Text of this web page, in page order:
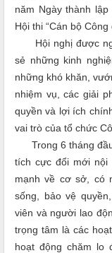
năm Ngày thành
Hội thi “Cán bộ Công
Hội nghị được
sẻ những kinh
những khó khăn,
nhiệm vụ, các giải
quyền và lợi ích
vai trò của tổ chức
Trong 6 tháng đầu
tích cực đổi mới nội
mạnh về cơ sở, có
sống, bảo vệ
viên và người lao
trọng tâm là các
hoạt động chăm lo